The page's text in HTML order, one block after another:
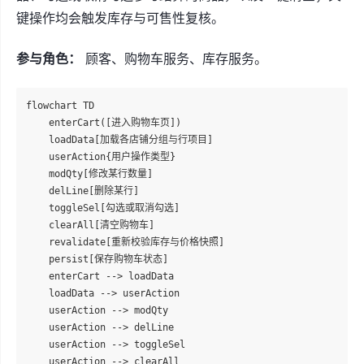
键操作均会触发库存与可售性复核。
参与角色： 顾客、购物车服务、库存服务。
flowchart TD
    enterCart([进入购物车页])
    loadData[加载各店铺分组与行项目]
    userAction{用户操作类型}
    modQty[修改某行数量]
    delLine[删除某行]
    toggleSel[勾选或取消勾选]
    clearAll[清空购物车]
    revalidate[重新校验库存与价格快照]
    persist[保存购物车状态]
    enterCart --> loadData
    loadData --> userAction
    userAction --> modQty
    userAction --> delLine
    userAction --> toggleSel
    userAction --> clearAll